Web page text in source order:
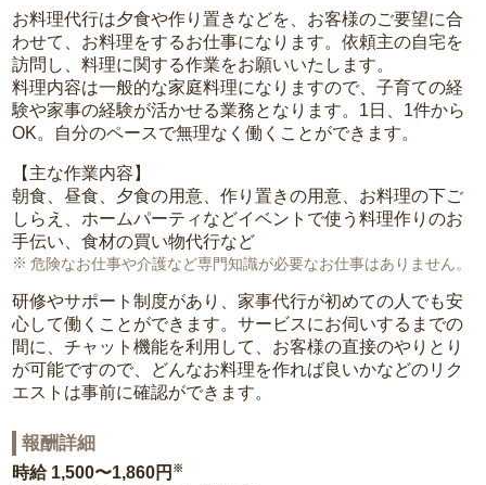
お料理代行は夕食や作り置きなどを、お客様のご要望に合
わせて、お料理をするお仕事になります。依頼主の自宅を
訪問し、料理に関する作業をお願いいたします。
料理内容は一般的な家庭料理になりますので、子育ての経
験や家事の経験が活かせる業務となります。1日、1件から
OK。自分のペースで無理なく働くことができます。
【主な作業内容】
朝食、昼食、夕食の用意、作り置きの用意、お料理の下ご
しらえ、ホームパーティなどイベントで使う料理作りのお
手伝い、食材の買い物代行など
危険なお仕事や介護など専門知識が必要なお仕事はありません。
研修やサポート制度があり、家事代行が初めての人でも安
心して働くことができます。サービスにお伺いするまでの
間に、チャット機能を利用して、お客様の直接のやりとり
が可能ですので、どんなお料理を作れば良いかなどのリク
エストは事前に確認ができます。
報酬詳細
時給 1,500〜1,860円 ※